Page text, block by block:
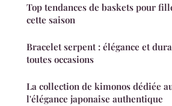
Top tendances de baskets pour
cette saison
Bracelet serpent : élégance et
toutes occasions
La collection de kimonos dédiée
l'élégance japonaise authentique